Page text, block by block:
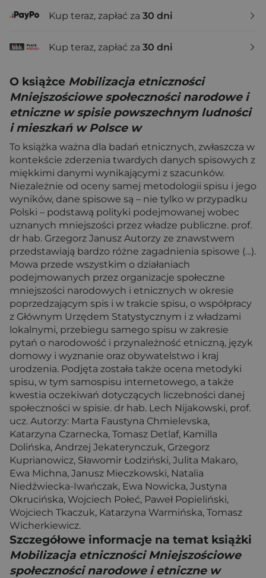
Kup teraz, zapłać za 30 dni
Kup teraz, zapłać za 30 dni
O książce Mobilizacja etniczności
Mniejszościowe społeczności narodowe i
etniczne w spisie powszechnym ludności
i mieszkań w Polsce w
To książka ważna dla badań etnicznych, zwłaszcza w
kontekście zderzenia twardych danych spisowych z
miękkimi danymi wynikającymi z szacunków.
Niezależnie od oceny samej metodologii spisu i jego
wyników, dane spisowe są – nie tylko w przypadku
Polski – podstawą polityki podejmowanej wobec
uznanych mniejszości przez władze publiczne. prof.
dr hab. Grzegorz Janusz Autorzy ze znawstwem
przedstawiają bardzo różne zagadnienia spisowe (…).
Mowa przede wszystkim o działaniach
podejmowanych przez organizacje społeczne
mniejszości narodowych i etnicznych w okresie
poprzedzającym spis i w trakcie spisu, o współpracy
z Głównym Urzędem Statystycznym i z władzami
lokalnymi, przebiegu samego spisu w zakresie
pytań o narodowość i przynależność etniczną, język
domowy i wyznanie oraz obywatelstwo i kraj
urodzenia. Podjęta została także ocena metodyki
spisu, w tym samospisu internetowego, a także
kwestia oczekiwań dotyczących liczebności danej
społeczności w spisie. dr hab. Lech Nijakowski, prof.
ucz. Autorzy: Marta Faustyna Chmielevska,
Katarzyna Czarnecka, Tomasz Detlaf, Kamilla
Dolińska, Andrzej Jekaterynczuk, Grzegorz
Kuprianowicz, Sławomir Łodziński, Julita Makaro,
Ewa Michna, Janusz Mieczkowski, Natalia
Niedźwiecka-Iwańczak, Ewa Nowicka, Justyna
Okrucińska, Wojciech Połeć, Paweł Popieliński,
Wojciech Tkaczuk, Katarzyna Warmińska, Tomasz
Wicherkiewicz.
Szczegółowe informacje na temat książki
Mobilizacja etniczności Mniejszościowe
społeczności narodowe i etniczne w